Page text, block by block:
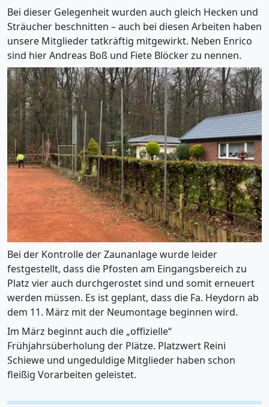
Bei dieser Gelegenheit wurden auch gleich Hecken und
Sträucher beschnitten – auch bei diesen Arbeiten haben
unsere Mitglieder tatkräftig mitgewirkt. Neben Enrico
sind hier Andreas Boß und Fiete Blöcker zu nennen.
Bei der Kontrolle der Zaunanlage wurde leider
festgestellt, dass die Pfosten am Eingangsbereich zu
Platz vier auch durchgerostet sind und somit erneuert
werden müssen. Es ist geplant, dass die Fa. Heydorn ab
dem 11. März mit der Neumontage beginnen wird.
Im März beginnt auch die „offizielle“
Frühjahrsüberholung der Plätze. Platzwert Reini
Schiewe und ungeduldige Mitglieder haben schon
fleißig Vorarbeiten geleistet.